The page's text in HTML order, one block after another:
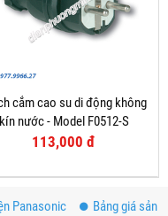
cắm cao su di động không
kín nước - Model F0512-S
113,000 đ
Panasonic
Bảng giá sản